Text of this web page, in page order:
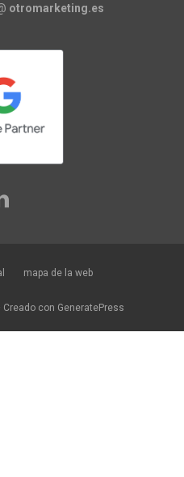
otromarketing.es
mapa de la web
Creado con GeneratePress